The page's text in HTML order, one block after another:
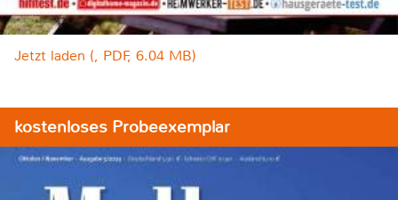
Jetzt laden (, PDF, 6.04 MB)
kostenloses Probeexemplar